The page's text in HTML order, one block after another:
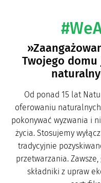
Twojego
Od ponad 15 lat
oferowaniu
pokonywać wyzwania i
życia. Stosujemy
tradycyjnie
przetwarzania.
składniki z upraw